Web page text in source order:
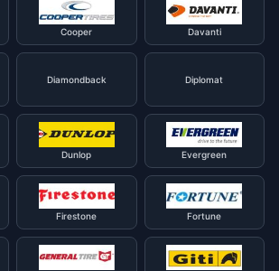
Cooper Davanti
Diamondback Diplomat
Dunlop
Evergreen
Firestone Fortune